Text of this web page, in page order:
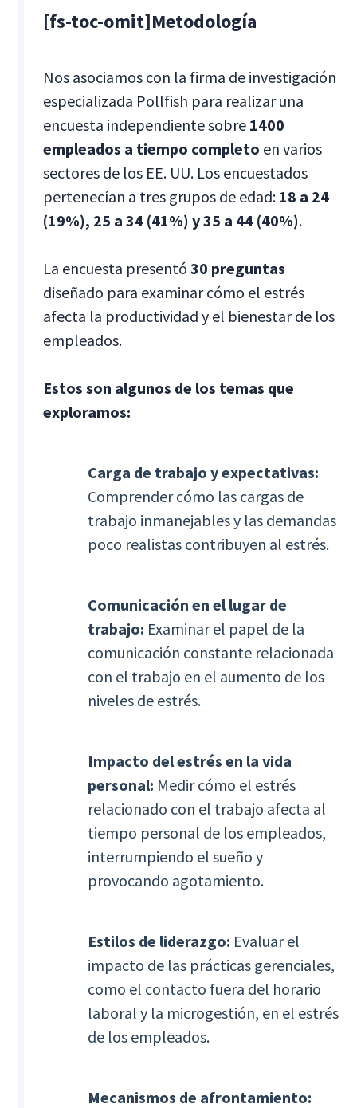
[fs-toc-omit]Metodología
Nos asociamos con la firma de investigación
especializada Pollfish para realizar una
encuesta independiente sobre 1400
empleados a tiempo completo en varios
sectores de los EE. UU. Los encuestados
pertenecían a tres grupos de edad: 18 a 24
(19%), 25 a 34 (41%) y 35 a 44 (40%).
La encuesta presentó30 preguntas
diseñado para examinar cómo el estrés
afecta la productividad y el bienestar de los
empleados.
Estos son algunos de los temas que
exploramos:
Carga de trabajo y expectativas:
Comprender cómo las cargas de
trabajo inmanejables y las demandas
poco realistas contribuyen al estrés.
Comunicación en el lugar de
trabajo: Examinar el papel de la
comunicación constante relacionada
con el trabajo en el aumento de los
niveles de estrés.
Impacto del estrés en la vida
personal: Medir cómo el estrés
relacionado con el trabajo afecta al
tiempo personal de los empleados,
interrumpiendo el sueño y
provocando agotamiento.
Estilos de liderazgo: Evaluar el
impacto de las prácticas gerenciales,
como el contacto fuera del horario
laboral y la microgestión, en el estrés
de los empleados.
Mecanismos de afrontamiento: